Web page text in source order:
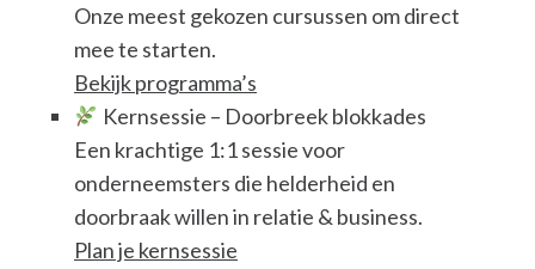
Onze meest gekozen cursussen om direct
mee te starten.
Bekijk programma’s
Kernsessie – Doorbreek blokkades
Een krachtige 1:1 sessie voor
onderneemsters die helderheid en
doorbraak willen in relatie & business.
Plan je kernsessie